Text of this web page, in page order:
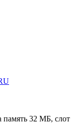
память 32 МБ,